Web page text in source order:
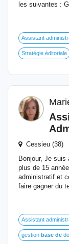
les suivantes :
Assistant
Stratégie éditoriale
Cessieu
Bonjour, Je suis
plus de 15
administratif et
faire gagner du
Assistant
gestion base de